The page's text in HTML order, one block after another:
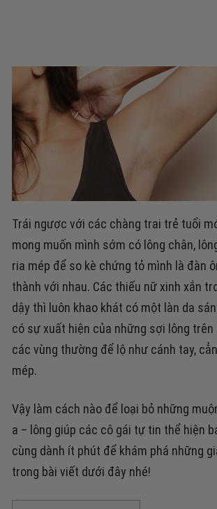
Trái ngược với các chàng trai trẻ tuổi
mong muốn mình sớm có lông chân,
ria mép để so kè chứng tỏ mình là đàn
thành với nhau. Các thiếu nữ xinh xắn
dậy thì luôn khao khát có một làn da
có sự xuất hiện của những sợi lông trên
các vùng thường để lộ như cánh tay,
mép.
Vậy làm cách nào để loại bỏ những
a – lông giúp các cô gái tự tin thể hiện
cùng dành ít phút để khám phá những
trong bài viết dưới đây nhé!